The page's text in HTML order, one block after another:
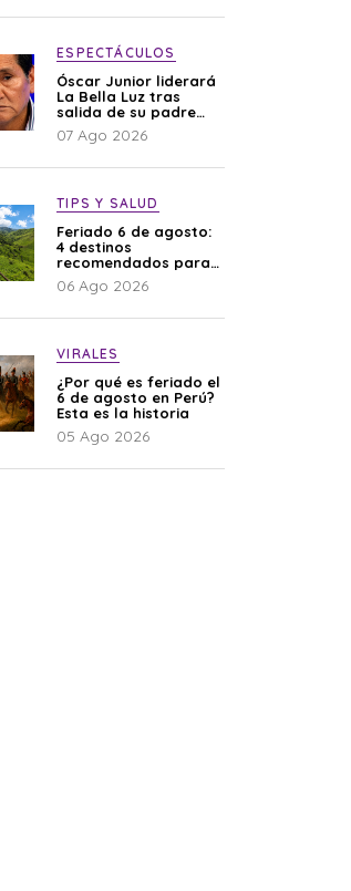
ESPECTÁCULOS
Óscar Junior liderará
La Bella Luz tras
salida de su padre
por polémica con
Naldy Saldaña
07 Ago 2026
TIPS Y SALUD
Feriado 6 de agosto:
4 destinos
recomendados para
disfrutar el descanso
06 Ago 2026
VIRALES
¿Por qué es feriado el
6 de agosto en Perú?
Esta es la historia
05 Ago 2026